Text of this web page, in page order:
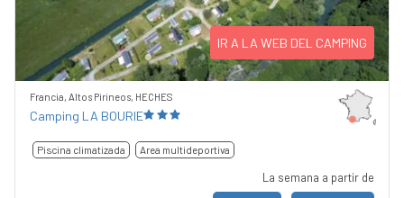
IR A LA WEB DEL CAMPING
Francia, Altos Pirineos, HECHES
Camping LA BOURIE
Piscina climatizada Area multideportiva
La semana a partir de